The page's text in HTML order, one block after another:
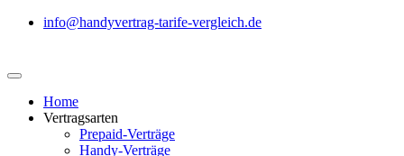
info@handyvertrag-tarife-vergleich.de
Home
Vertragsarten
Prepaid-Verträge
Handy-Verträge